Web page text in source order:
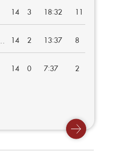
14 3 18:32 11
14 2 13:37 8
14 0 7:37 2